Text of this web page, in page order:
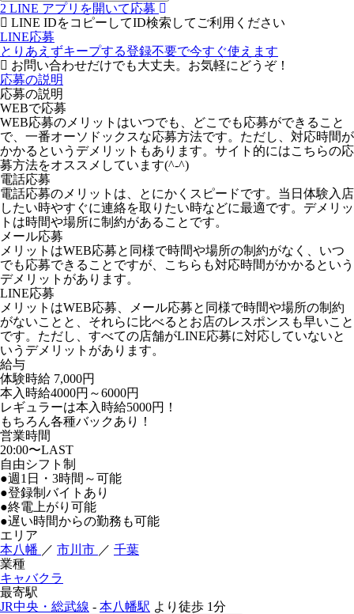
2 LINE アプリを開いて応募
LINE IDをコピーしてID検索してご利用ください
LINE応募
とりあえずキープする登録不要で今すぐ使えます
お問い合わせだけでも大丈夫。お気軽にどうぞ！
応募の説明
応募の説明
WEBで応募
WEB応募のメリットはいつでも、どこでも応募ができること
で、一番オーソドックスな応募方法です。ただし、対応時間が
かかるというデメリットもあります。サイト的にはこちらの応
募方法をオススメしています(^-^)
電話応募
電話応募のメリットは、とにかくスピードです。当日体験入店
したい時やすぐに連絡を取りたい時などに最適です。デメリッ
トは時間や場所に制約があることです。
メール応募
メリットはWEB応募と同様で時間や場所の制約がなく、いつ
でも応募できることですが、こちらも対応時間がかかるという
デメリットがあります。
LINE応募
メリットはWEB応募、メール応募と同様で時間や場所の制約
がないことと、それらに比べるとお店のレスポンスも早いこと
です。ただし、すべての店舗がLINE応募に対応していないと
いうデメリットがあります。
給与
体験時給 7,000円
本入時給4000円～6000円
レギュラーは本入時給5000円！
もちろん各種バックあり！
営業時間
20:00〜LAST
自由シフト制
●週1日・3時間～可能
●登録制バイトあり
●終電上がり可能
●遅い時間からの勤務も可能
エリア
本八幡 ／ 市川市 ／ 千葉
業種
キャバクラ
最寄駅
JR中央・総武線 - 本八幡駅 より徒歩 1分